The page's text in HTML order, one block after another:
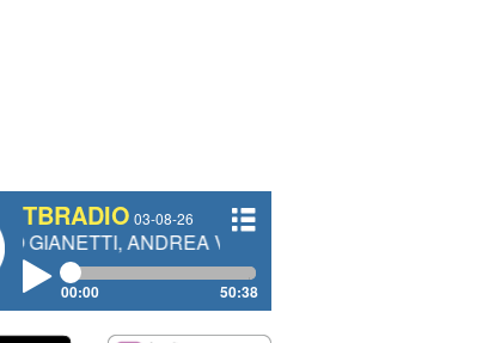
TBRADIO 03-08-26
VENDRAME, FILIPPO FIORELLI
00:00 50:38